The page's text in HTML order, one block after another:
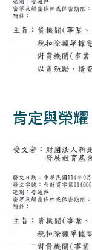
肯定與榮